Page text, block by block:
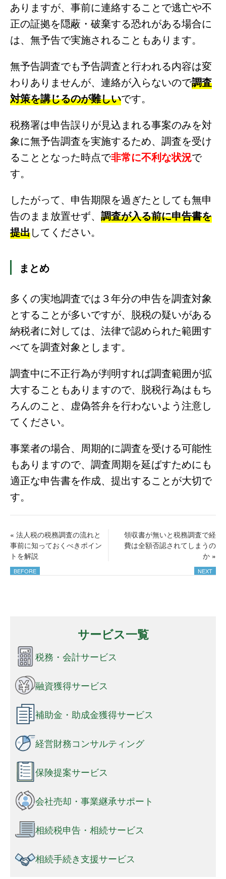
ありますが、事前に連絡することで逃亡や不
正の証拠を隠蔽・破棄する恐れがある場合に
は、無予告で実施されることもあります。
無予告調査でも予告調査と行われる内容は変
わりありませんが、連絡が入らないので調査
対策を講じるのが難しいです。
税務署は申告誤りが見込まれる事案のみを対
象に無予告調査を実施するため、調査を受け
ることとなった時点で非常に不利な状況で
す。
したがって、申告期限を過ぎたとしても無申
告のまま放置せず、 調査が入る前に申告書を
提出してください。
まとめ
多くの実地調査では３年分の申告を調査対象
とすることが多いですが、脱税の疑いがある
納税者に対しては、法律で認められた範囲す
べてを調査対象とします。
調査中に不正行為が判明すれば調査範囲が拡
大することもありますので、脱税行為はもち
ろんのこと、虚偽答弁を行わないよう注意し
てください。
事業者の場合、周期的に調査を受ける可能性
もありますので、調査周期を延ばすためにも
適正な申告書を作成、提出することが大切で
す。
« 法人税の税務調査の流れと
事前に知っておくべきポイン
トを解説
領収書が無いと税務調査で経
費は全額否認されてしまうの
か »
サービス一覧
税務・会計サービス
融資獲得サービス
補助金・助成金獲得サービス
経営財務コンサルティング
保険提案サービス
会社売却・事業継承サポート
相続税申告・相続サービス
相続手続き支援サービス